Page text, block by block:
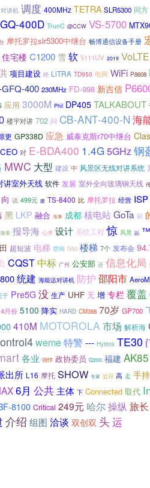
对讲机 调度 400MHz TETRA SLR5300 同方
400D TrunC @CCW VS-5700
摩托罗拉slr5300中继台 畅博通信设备手册
住宅楼 C1200 雪 软 5111UV 2019 VoLTE
项目建设 经 LiTRA TD950 电网 WiFi P8608
400 230MHz FD-998 新吉信
应用 3000M Phil DP405 TALKABOUT
楼宇对讲 702 问 CB-ANT-400-N 海
更 GP338D 应急 威泰克斯r70中继台
CEO 对 E-BDA400 1.4G5GHz钢
MWC 大型 建设 中 风景区无线对讲系统
讲室外天线 软件 发展 室外全向玻璃钢天线
向 说 499元 建 TS-8400 比 摩托罗拉 经营 ISP
黑 LKP 融合 海事 成都核电站GoTa 刷
隆重 报导海 心求 设计 系统工程 惊 风景 以 ™
超短波 电梯 空间 N50 楼梯 7个 发布会
CQST中标 广州 公安部 还 信息化局
统建 海能达对讲机 防护 邵阳市
于 Pre5G没 生产 UHF 无 增 专栏 覆盖
4月份 5100 降实 HARD CM388 70岁 GP700
410M MOTOROLA市场 解析海
weme特警 --- Hytera TE30
各业 强悍 政协委员 Q200 福建
出所 L16 摩托 SHOW 专家 近日 高 走 手持
6月 公共 主体 下 Connected 取代
8100 Critical 249元 哈尔操纵 旅长
介绍 组图 洽谈 双创双 头运